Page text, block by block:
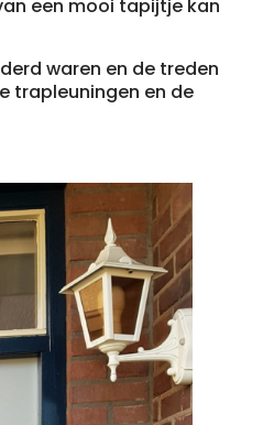
een mooi tapijtje kan
waren en de treden
trapleuningen en de